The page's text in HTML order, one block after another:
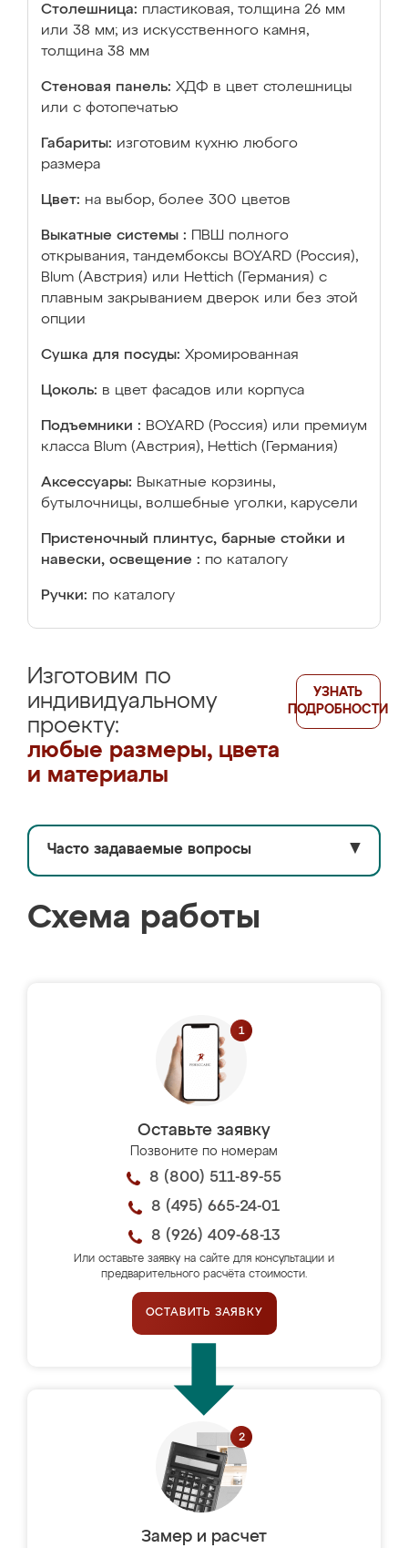
Столешница: пластиковая, толщина 26 мм
или 38 мм; из искусственного камня,
толщина 38 мм
Стеновая панель: ХДФ в цвет столешницы
или с фотопечатью
Габариты: изготовим кухню любого
размера
Цвет: на выбор, более 300 цветов
Выкатные системы :
ПВШ полного
открывания, тандембоксы BOYARD (Россия),
Blum (Австрия) или Hettich (Германия) с
плавным закрыванием дверок или без этой
опции
Сушка для посуды: Хромированная
Цоколь: в цвет фасадов или корпуса
Подъемники : BOYARD (Россия) или премиум
класса Blum (Австрия), Hettich (Германия)
Аксессуары: Выкатные корзины,
бутылочницы, волшебные уголки, карусели
Пристеночный плинтус, барные стойки и
навески, освещение : по каталогу
Ручки: по каталогу
Изготовим по
индивидуальному
проекту:
любые размеры, цвета
и материалы
УЗНАТЬ
ПОДРОБНОСТИ
Часто задаваемые вопросы ▼
Схема работы
Оставьте заявку
Позвоните по номерам
8 (800) 511-89-55
8 (495) 665-24-01
8 (926) 409-68-13
Или оставьте заявку на сайте для консультации и
предварительного расчёта стоимости.
ОСТАВИТЬ ЗАЯВКУ
Замер и расчет